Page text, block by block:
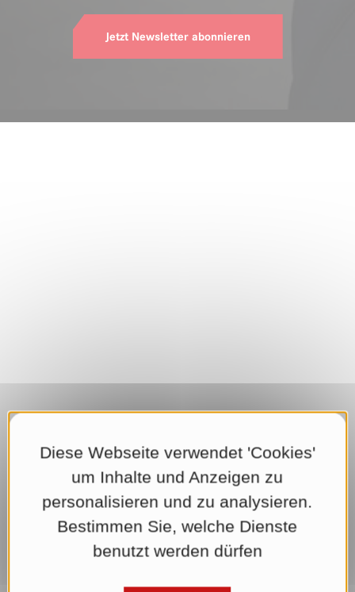
Jetzt Newsletter abonnieren
Diese Webseite verwendet 'Cookies'
um Inhalte und Anzeigen zu
personalisieren und zu analysieren.
Bestimmen Sie, welche Dienste
benutzt werden dürfen